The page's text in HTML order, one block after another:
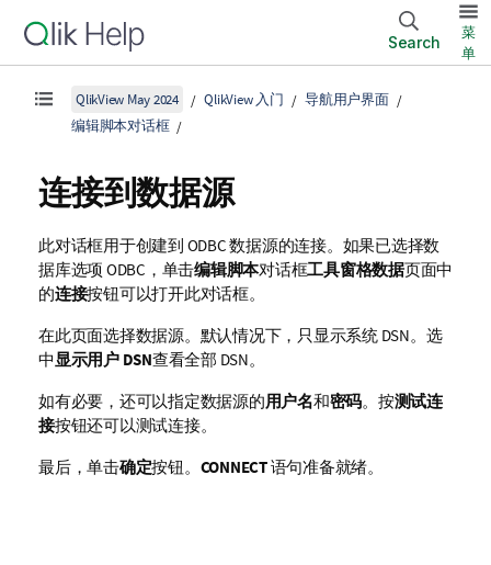
Search
菜
单
QlikView May 2024 QlikView 入门
导航用户界面
编辑脚本对话框
连接到数据源
此对话框用于创建到 ODBC 数据源的连接。如果已选择数
据库选项 ODBC，单击编辑脚本对话框工具窗格数据页面中
的连接按钮可以打开此对话框。
在此页面选择数据源。默认情况下，只显示系统 DSN。选
中显示用户 DSN查看全部 DSN。
如有必要，还可以指定数据源的用户名和密码。按测试连
接按钮还可以测试连接。
最后，单击确定按钮。 CONNECT语句准备就绪。